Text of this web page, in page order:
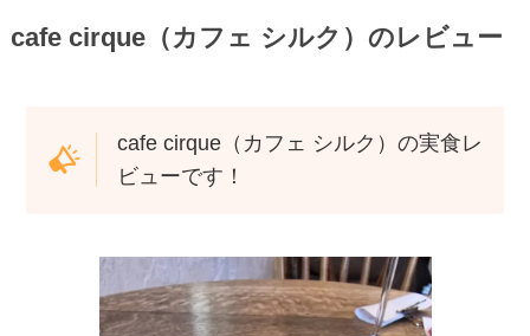
cafe cirque（カフェ シルク）のレビュー
cafe cirque（カフェ シルク）の実食レ
ビューです！